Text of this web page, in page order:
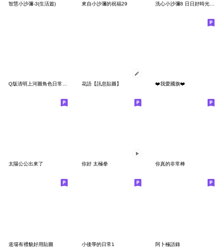
智慧小沙彌-3(生活篇) 來自小沙彌的祝福29 洗心小沙彌8 日日好時光大貼圖
花語【訊息貼圖】 ❤️我愛國旗❤️
太陽公公出來了 你好 太極拳 你真的非常棒
道場有禮貌好用貼圖 小後學的日常1 阿卜極語錄